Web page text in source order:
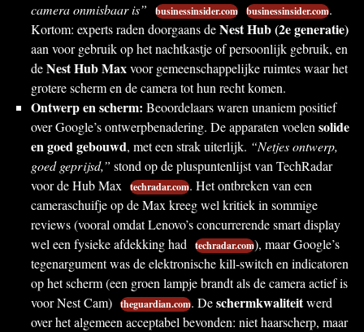
camera onmisbaar is”
businessinsider.com businessinsider.com.
Kortom: experts raden doorgaans deNest Hub (2e generatie)
aan voor gebruik op het nachtkastje of persoonlijk gebruik, en
deNest Hub Maxvoor gemeenschappelijke ruimtes waar het
grotere scherm en de camera tot hun recht komen.
Ontwerp en scherm: Beoordelaars waren unaniem positief
over Google’s ontwerpbenadering. De apparaten voelensolide
en goed gebouwd, met een strak uiterlijk. “Netjes ontwerp,
goed geprijsd,” stond op de pluspuntenlijst van TechRadar
voor de Hub Max techradar.com. Het ontbreken van een
cameraschuifje op de Max kreeg wel kritiek in sommige
reviews (vooral omdat Lenovo’s concurrerende smart display
wel een fysieke afdekking had techradar.com), maar Google’s
tegenargument was de elektronische kill-switch en indicatoren
op het scherm (een groen lampje brandt als de camera actief is
voor Nest Cam) theguardian.com. Deschermkwaliteitwerd
over het algemeen acceptabel bevonden: niet haarscherp, maar